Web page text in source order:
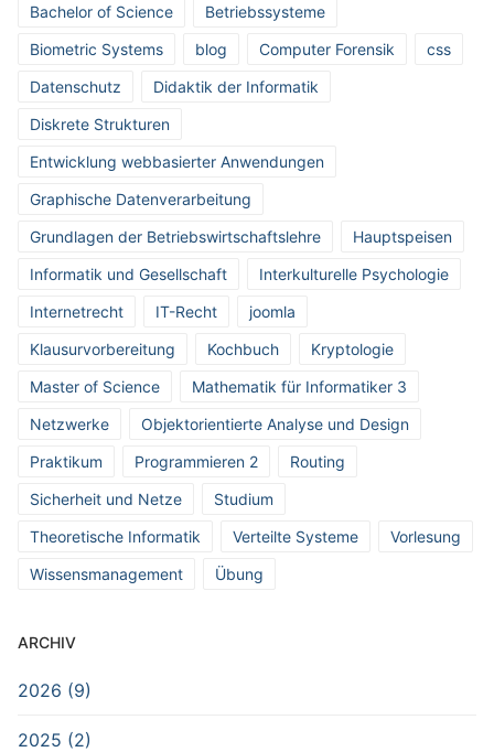
Bachelor of Science
Betriebssysteme
Biometric Systems
blog Computer Forensik
css
Datenschutz
Didaktik der Informatik
Diskrete Strukturen
Entwicklung webbasierter Anwendungen
Graphische Datenverarbeitung
Grundlagen der Betriebswirtschaftslehre
Hauptspeisen
Informatik und Gesellschaft
Interkulturelle Psychologie
Internetrecht
IT-Recht
joomla
Klausurvorbereitung
Kochbuch
Kryptologie
Master of Science
Mathematik für Informatiker 3
Netzwerke
Objektorientierte Analyse und Design
Praktikum
Programmieren 2
Routing
Sicherheit und Netze
Studium
Theoretische Informatik
Verteilte Systeme
Vorlesung
Wissensmanagement
Übung
ARCHIV
2026 (9)
2025 (2)